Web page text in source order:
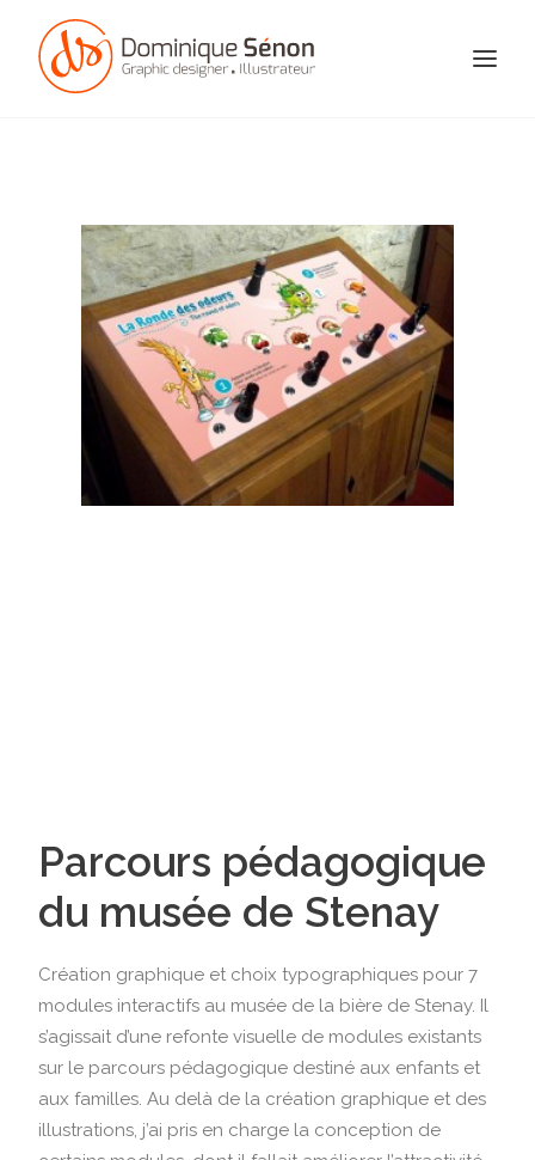
À PROPOS
CONTACT
SEARCH
Parcours pédagogique
du musée de Stenay
Création graphique et choix typographiques pour 7
modules interactifs au musée de la bière de Stenay. Il
s’agissait d’une refonte visuelle de modules existants
sur le parcours pédagogique destiné aux enfants et
aux familles. Au delà de la création graphique et des
illustrations, j’ai pris en charge la conception de